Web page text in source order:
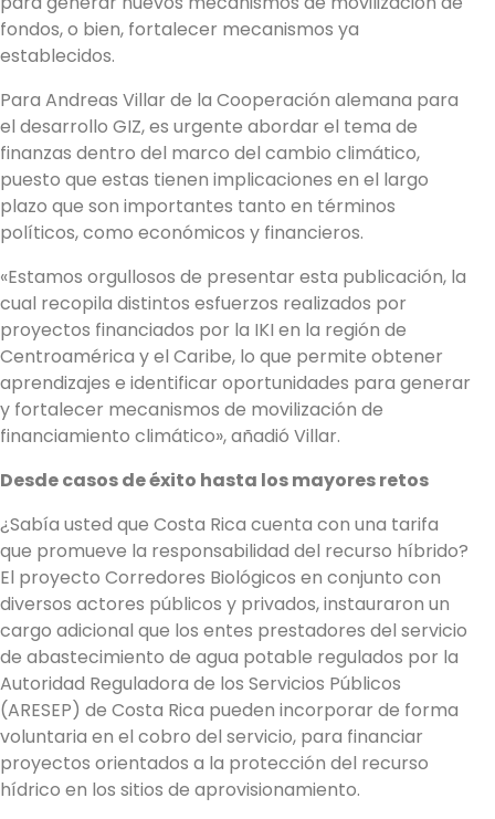
fondos, o bien, fortalecer mecanismos ya
establecidos.
Para Andreas Villar de la Cooperación alemana para
el desarrollo GIZ, es urgente abordar el tema de
finanzas dentro del marco del cambio climático,
puesto que estas tienen implicaciones en el largo
plazo que son importantes tanto en términos
políticos, como económicos y financieros.
«Estamos orgullosos de presentar esta publicación, la
cual recopila distintos esfuerzos realizados por
proyectos financiados por la IKI en la región de
Centroamérica y el Caribe, lo que permite obtener
aprendizajes e identificar oportunidades para generar
y fortalecer mecanismos de movilización de
financiamiento climático», añadió Villar.
Desde casos de éxito hasta los mayores retos
¿Sabía usted que Costa Rica cuenta con una tarifa
que promueve la responsabilidad del recurso híbrido?
El proyecto Corredores Biológicos en conjunto con
diversos actores públicos y privados, instauraron un
cargo adicional que los entes prestadores del servicio
de abastecimiento de agua potable regulados por la
Autoridad Reguladora de los Servicios Públicos
(ARESEP) de Costa Rica pueden incorporar de forma
voluntaria en el cobro del servicio, para financiar
proyectos orientados a la protección del recurso
hídrico en los sitios de aprovisionamiento.